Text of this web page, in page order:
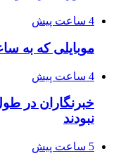
4 ساعت پیش
موبایلی که به
4 ساعت پیش
خبرنگاران در
نبودند
5 ساعت پیش